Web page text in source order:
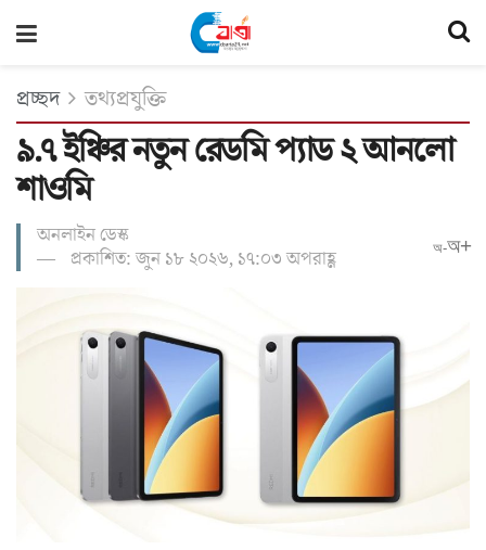
প্রচ্ছদ তথ্যপ্রযুক্তি
৯.৭ ইঞ্চির নতুন রেডমি প্যাড ২ আনলো
শাওমি
অনলাইন ডেস্ক
প্রকাশিত: জুন ১৮ ২০২৬, ১৭:০৩ অপরাহ্ণ
অ-অ+